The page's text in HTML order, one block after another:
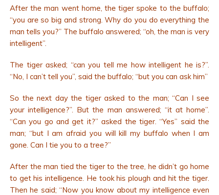
After the man went home, the tiger spoke to the buffalo;
“you are so big and strong. Why do you do everything the
man tells you?” The buffalo answered; “oh, the man is very
intelligent”.
The tiger asked; “can you tell me how intelligent he is?”.
“No, I can’t tell you”, said the buffalo; “but you can ask him”
So the next day the tiger asked to the man; “Can I see
your intelligence?”. But the man answered; “it at home”.
“Can you go and get it?” asked the tiger. “Yes” said the
man; “but I am afraid you will kill my buffalo when I am
gone. Can I tie you to a tree?”
After the man tied the tiger to the tree, he didn’t go home
to get his intelligence. He took his plough and hit the tiger.
Then he said; “Now you know about my intelligence even